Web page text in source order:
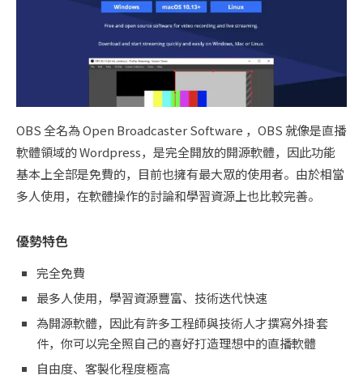
OBS 全名為 Open Broadcaster Software ，OBS 就像是直播
軟體領域的 Wordpress，是完全開放的開源軟體，因此功能
基本上全部是免費的，目前也擁有最大眾的使用者。由於相當
多人使用，在軟體操作的討論和學習資源上也比較完善。
優勢特色
完全免費
最多人使用，學習資源豐富、技術迭代快速
為開源軟體，因此有許多工程師與技術人才撰寫外掛套
件，你可以完全照自己的喜好打造理想中的直播軟體
自由度、客製化程度極高